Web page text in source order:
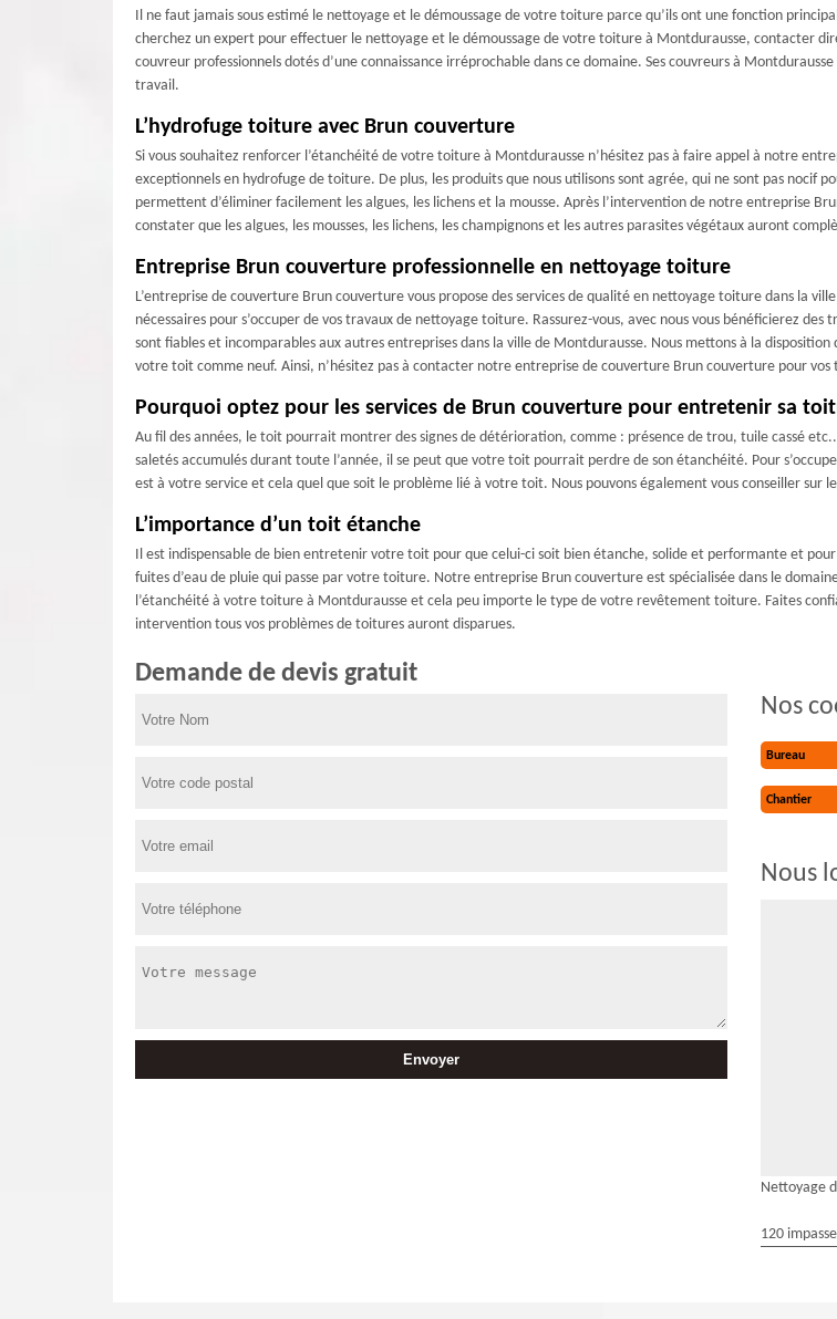
Il ne faut jamais sous estimé le nettoyage et le démoussage de votre toiture parce qu’ils ont une fonction
cherchez un expert pour effectuer le nettoyage et le démoussage de votre toiture à Montdurausse, contacter
couvreur professionnels dotés d’une connaissance irréprochable dans ce domaine. Ses couvreurs à
travail.
L’hydrofuge toiture avec Brun couverture
Si vous souhaitez renforcer l’étanchéité de votre toiture à Montdurausse n’hésitez pas à faire appel à notre
exceptionnels en hydrofuge de toiture. De plus, les produits que nous utilisons sont agrée, qui ne sont pas
permettent d’éliminer facilement les algues, les lichens et la mousse. Après l’intervention de notre entreprise
constater que les algues, les mousses, les lichens, les champignons et les autres parasites végétaux auront
Entreprise Brun couverture professionnelle en nettoyage toiture
L’entreprise de couverture Brun couverture vous propose des services de qualité en nettoyage toiture dans la
nécessaires pour s’occuper de vos travaux de nettoyage toiture. Rassurez-vous, avec nous vous bénéficierez
sont fiables et incomparables aux autres entreprises dans la ville de Montdurausse. Nous mettons à la
votre toit comme neuf. Ainsi, n’hésitez pas à contacter notre entreprise de couverture Brun couverture pour
Pourquoi optez pour les services de Brun couverture pour entretenir sa
Au fil des années, le toit pourrait montrer des signes de détérioration, comme : présence de trou, tuile cassé
saletés accumulés durant toute l’année, il se peut que votre toit pourrait perdre de son étanchéité. Pour
est à votre service et cela quel que soit le problème lié à votre toit. Nous pouvons également vous conseiller sur
L’importance d’un toit étanche
Il est indispensable de bien entretenir votre toit pour que celui-ci soit bien étanche, solide et performante et
fuites d’eau de pluie qui passe par votre toiture. Notre entreprise Brun couverture est spécialisée dans le
l’étanchéité à votre toiture à Montdurausse et cela peu importe le type de votre revêtement toiture. Faites
intervention tous vos problèmes de toitures auront disparues.
Demande de devis gratuit
Nos
Bureau
Chantier
Nous
Nettoyage
120